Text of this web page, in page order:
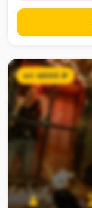
от4500₽